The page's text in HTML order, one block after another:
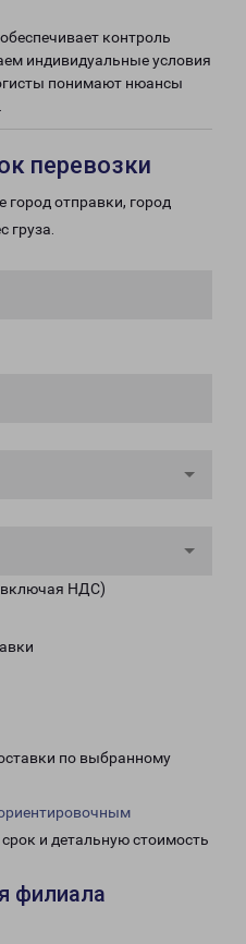
контроль
индивидуальные условия
понимают нюансы
перевозки
город отправки, город
груза.
НДС)
по выбранному
срок и детальную стоимость
филиала